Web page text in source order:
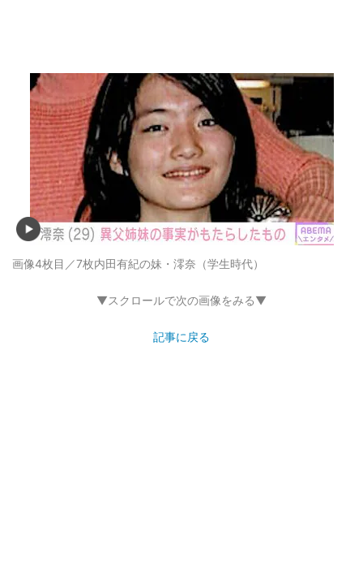
画像4枚目／7枚内田有紀の妹・澪奈（学生時代）
▼スクロールで次の画像をみる▼
記事に戻る